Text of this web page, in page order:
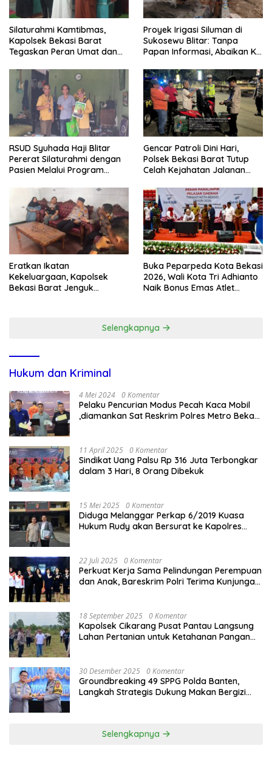
Silaturahmi Kamtibmas,
Kapolsek Bekasi Barat
Tegaskan Peran Umat dan
Kondusivitas Wilayah
Proyek Irigasi Siluman di
Sukosewu Blitar: Tanpa
Papan Informasi, Abaikan K3,
Tanggung Jawab
RSUD Syuhada Haji Blitar
Pererat Silaturahmi dengan
Pasien Melalui Program
Gencar Patroli Dini Hari,
Polsek Bekasi Barat Tutup
Celah Kejahatan Jalanan
Eratkan Ikatan
Kekeluargaan, Kapolsek
Bekasi Barat Jenguk
Buka Peparpeda Kota Bekasi
2026, Wali Kota Tri Adhianto
Naik Bonus Emas Atlet
Selengkapnya
Hukum dan Kriminal
4 Mei 2024 0 Komentar
Pelaku Pencurian Modus Pecah Kaca Mobil
,diamankan Sat Reskrim Polres Metro Bekasi
11 April 2025 0 Komentar
Sindikat Uang Palsu Rp 316 Juta Terbongkar
dalam 3 Hari, 8 Orang Dibekuk
15 Mei 2025 0 Komentar
Diduga Melanggar Perkap 6/2019 Kuasa
Hukum Rudy akan Bersurat ke Kapolres
22 Juli 2025 0 Komentar
Perkuat Kerja Sama Pelindungan Perempuan
dan Anak, Bareskrim Polri Terima Kunjungan
18 September 2025 0 Komentar
Kapolsek Cikarang Pusat Pantau Langsung
Lahan Pertanian untuk Ketahanan Pangan
30 Desember 2025 0 Komentar
Groundbreaking 49 SPPG Polda Banten,
Langkah Strategis Dukung Makan Bergizi
Selengkapnya